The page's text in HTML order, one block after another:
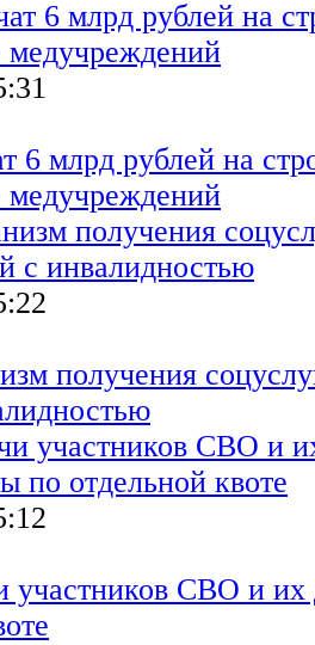
6 млрд рублей на
медучреждений
получения
участников СВО и их